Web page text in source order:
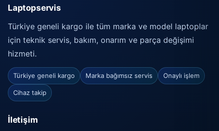
Laptopservis
Türkiye geneli kargo ile tüm marka ve model laptoplar
için teknik servis, bakım, onarım ve parça değişimi
hizmeti.
Türkiye geneli kargo Marka bağımsız servis Onaylı işlem
Cihaz takip
İletişim